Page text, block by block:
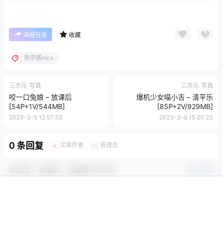
海报分享 收藏
奈汐酱nice
三次元 写真
咬一口兔娘 – 放课后
[54P+1V/544MB]
2023-3-5 12:57:53
三次元 写真
爆机少女喵小吉 – 清平乐
[85P+2V/929MB]
2023-3-6 15:20:23
0 条回复 A 文章作者 M 管理员